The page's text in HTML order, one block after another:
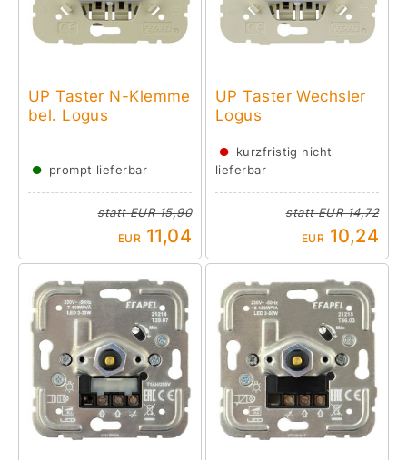
UP Taster N-Klemme
bel. Logus
● prompt lieferbar
stattEUR 15,90
EUR 11,04
UP Taster Wechsler
Logus
● kurzfristig nicht
lieferbar
stattEUR 14,72
EUR 10,24